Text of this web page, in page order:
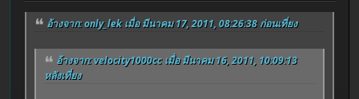
อ้างจาก: only_lek เมื่อ มีนาคม 17, 2011, 08:26:38 ก่อนเที่ยง
อ้างจาก: velocity1000cc เมื่อ มีนาคม 16, 2011, 10:09:13
หลังเที่ยง